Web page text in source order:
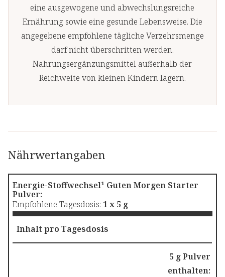
eine ausgewogene und abwechslungsreiche
Ernährung sowie eine gesunde Lebensweise. Die
angegebene empfohlene tägliche Verzehrsmenge
darf nicht überschritten werden.
Nahrungsergänzungsmittel außerhalb der
Reichweite von kleinen Kindern lagern.
Nährwertangaben
Energie-Stoffwechsel¹ Guten Morgen Starter
Pulver:
Empfohlene Tagesdosis: 1 x 5 g
Inhalt pro Tagesdosis
5 g Pulver
enthalten: